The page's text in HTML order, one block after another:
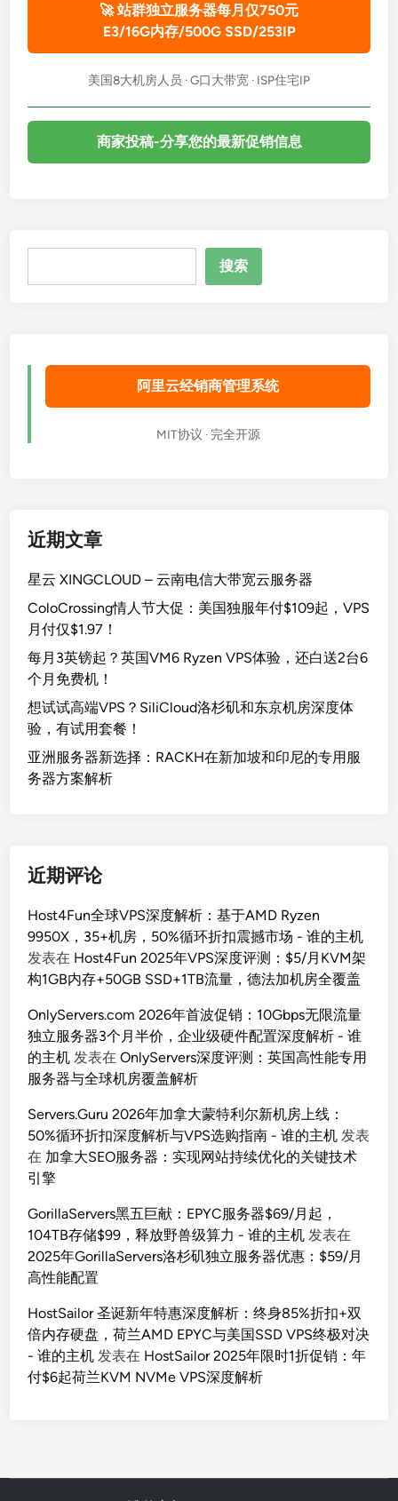
🚀 站群独立服务器每月仅750元
E3/16G内存/500G SSD/253IP
美国8大机房人员 · G口大带宽 · ISP住宅IP
商家投稿-分享您的最新促销信息
搜索
阿里云经销商管理系统
MIT协议 · 完全开源
近期文章
星云 XINGCLOUD – 云南电信大带宽云服务器
ColoCrossing情人节大促：美国独服年付$109起，VPS
月付仅$1.97！
每月3英镑起？英国VM6 Ryzen VPS体验，还白送2台6
个月免费机！
想试试高端VPS？SiliCloud洛杉矶和东京机房深度体
验，有试用套餐！
亚洲服务器新选择：RACKH在新加坡和印尼的专用服
务器方案解析
近期评论
Host4Fun全球VPS深度解析：基于AMD Ryzen
9950X，35+机房，50%循环折扣震撼市场 - 谁的主机
发表在 Host4Fun 2025年VPS深度评测：$5/月KVM架
构1GB内存+50GB SSD+1TB流量，德法加机房全覆盖
OnlyServers.com 2026年首波促销：10Gbps无限流量
独立服务器3个月半价，企业级硬件配置深度解析 - 谁
的主机 发表在OnlyServers深度评测：英国高性能专用
服务器与全球机房覆盖解析
Servers.Guru 2026年加拿大蒙特利尔新机房上线：
50%循环折扣深度解析与VPS选购指南 - 谁的主机 发表
在 加拿大SEO服务器：实现网站持续优化的关键技术
引擎
GorillaServers黑五巨献：EPYC服务器$69/月起，
104TB存储$99，释放野兽级算力 - 谁的主机 发表在
2025年GorillaServers洛杉矶独立服务器优惠：$59/月
高性能配置
HostSailor 圣诞新年特惠深度解析：终身85%折扣+双
倍内存硬盘，荷兰AMD EPYC与美国SSD VPS终极对决
- 谁的主机 发表在 HostSailor 2025年限时1折促销：年
付$6起荷兰KVM NVMe VPS深度解析